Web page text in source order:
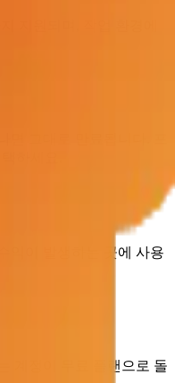
지원되며, 작업 환경에
그대로 만료됩니다. 프
하세요.
익이 발생하는 곳에 사용
계정이 무료 플랜으로 돌